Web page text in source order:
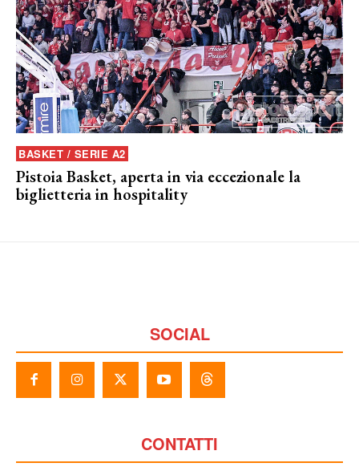
BASKET / SERIE A2
Pistoia Basket, aperta in via eccezionale la
biglietteria in hospitality
SOCIAL
CONTATTI